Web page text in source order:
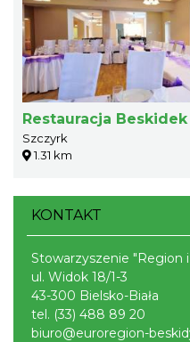
Restauracja Beskidek
Szczyrk
1.31 km
KONTAKT
Stowarzyszenie "Region
ul. Widok 18/1-3
43-300 Bielsko-Biała
tel. (33) 488 89 20
biuro@euroregion-